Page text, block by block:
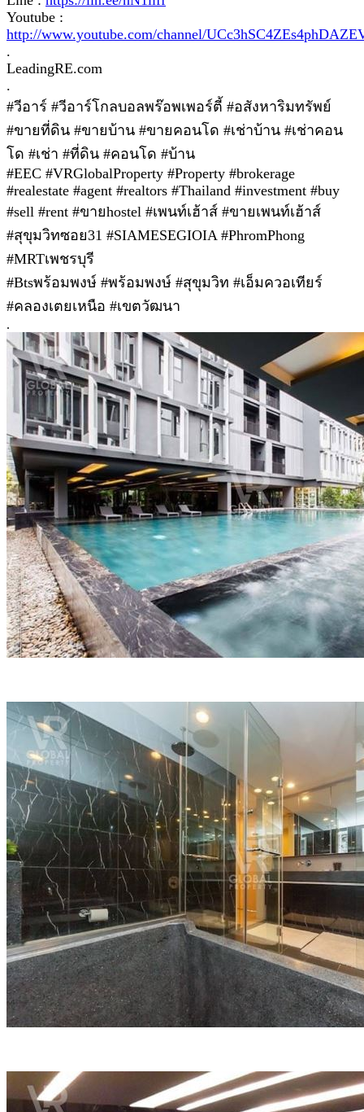
Youtube :
http://www.youtube.com/channel/
.
LeadingRE.com
.
#วีอาร์ #วีอาร์โกลบอลพร๊อพเพอร์ตี้ #อสังหาริมทรัพย์
#ขายที่ดิน #ขายบ้าน #ขายคอนโด #เช่าบ้าน #เช่าคอน
โด #เช่า #ที่ดิน #คอนโด #บ้าน
#EEC #VRGlobalProperty #Property #brokerage
#realestate #agent #realtors #Thailand #investment #buy
#sell #rent #ขายhostel #เพนท์เฮ้าส์ #ขายเพนท์เฮ้าส์
#สุขุมวิทซอย31 #SIAMESEGIOIA #PhromPhong
#MRTเพชรบุรี
#Btsพร้อมพงษ์ #พร้อมพงษ์ #สุขุมวิท #เอ็มควอเทียร์
#คลองเตยเหนือ #เขตวัฒนา
.